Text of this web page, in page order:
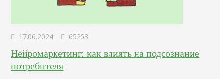
17.06.2024 65253
Нейромаркетинг: как влиять на подсознание
потребителя